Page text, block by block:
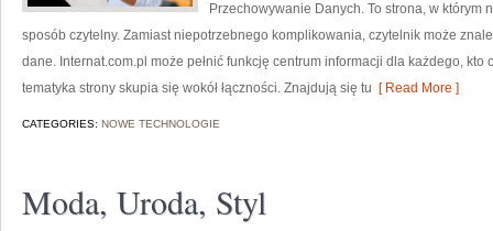
Przechowywanie Danych. To strona, w
sposób czytelny. Zamiast niepotrzebnego komplikowania, czytelnik może
dane. Internat.com.pl może pełnić funkcję centrum informacji dla każdego, kto
tematyka strony skupia się wokół łączności. Znajdują się tu [ Read More ]
CATEGORIES: NOWE TECHNOLOGIE
Moda, Uroda, Styl